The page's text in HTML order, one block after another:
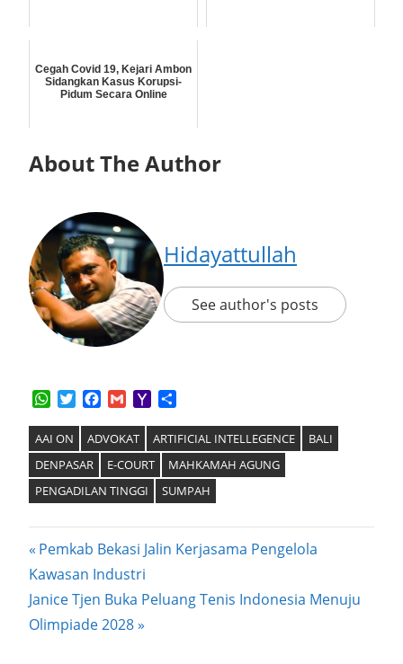
Cegah Covid 19, Kejari Ambon
Sidangkan Kasus Korupsi-
Pidum Secara Online
About The Author
Hidayattullah
See author's posts
WhatsApp
TwitterFacebook
GmailYahoo
AAI ON ADVOKAT ARTIFICIAL INTELLEGENCE
BALI
DENPASAR
E-COURT
MAHKAMAH AGUNG
PENGADILAN TINGGI
SUMPAH
Post
navigation
Previous
Post:
Pemkab Bekasi Jalin Kerjasama Pengelola
Kawasan Industri
Next
Post:
Janice Tjen Buka Peluang Tenis Indonesia Menuju
Olimpiade 2028